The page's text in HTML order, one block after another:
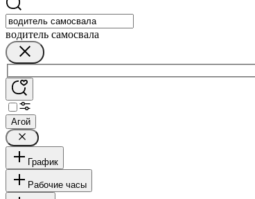
водитель самосвала
Агой
График
Рабочие часы